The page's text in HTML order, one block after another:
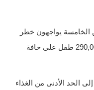
طفل دون سن الخامسة يواجهون خطر
الموت الوشيك جوعًا، فيما يقف نحو 290,000 طفل على حافة
إلى الحد الأدنى من الغذاء